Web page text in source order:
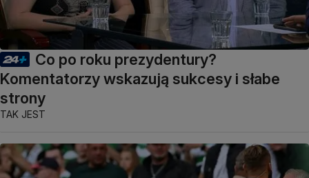
Co po roku prezydentury?
Komentatorzy wskazują sukcesy i słabe
strony
TAK JEST